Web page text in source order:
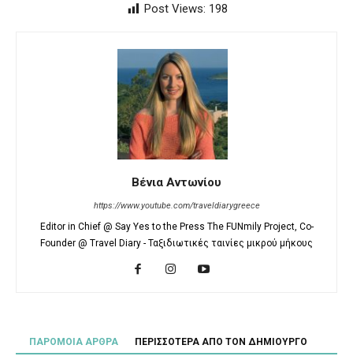
Post Views: 198
Βένια Αντωνίου
https://www.youtube.com/traveldiarygreece
Editor in Chief @ Say Yes to the Press The FUNmily Project, Co-
Founder @ Travel Diary - Ταξιδιωτικές ταινίες μικρού μήκους
ΠΑΡΟΜΟΙΑ ΑΡΘΡΑ ΠΕΡΙΣΣΟΤΕΡΑ ΑΠΟ ΤΟΝ ΔΗΜΙΟΥΡΓΟ